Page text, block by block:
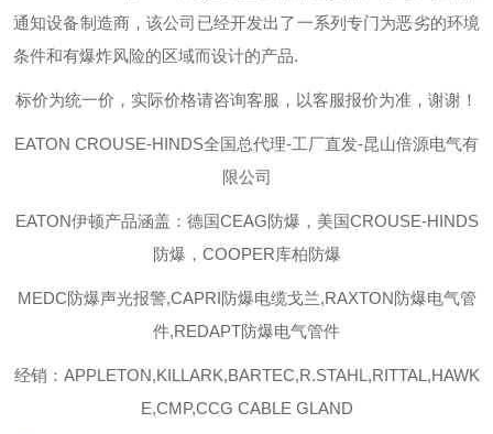
通知设备制造商，该公司已经开发出了一系列专门为恶劣的环境
条件和有爆炸风险的区域而设计的产品.
标价为统一价，实际价格请咨询客服，以客服报价为准，谢谢！
EATON CROUSE-HINDS全国总代理-工厂直发-昆山倍源电气有
限公司
EATON伊顿产品涵盖：德国CEAG防爆，美国CROUSE-HINDS
防爆，COOPER库柏防爆
MEDC防爆声光报警,CAPRI防爆电缆戈兰,RAXTON防爆电气管
件,REDAPT防爆电气管件
经销：APPLETON,KILLARK,BARTEC,R.STAHL,RITTAL,HAWK
E,CMP,CCG CABLE GLAND